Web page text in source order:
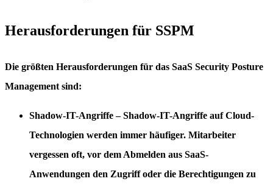
Herausforderungen für SSPM
Die größten Herausforderungen für das SaaS Security Posture
Management sind:
Shadow-IT-Angriffe– Shadow-IT-Angriffe auf Cloud-
Technologien werden immer häufiger. Mitarbeiter
vergessen oft, vor dem Abmelden aus SaaS-
Anwendungen den Zugriff oder die Berechtigungen zu